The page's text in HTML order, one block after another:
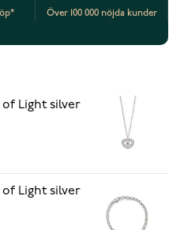
Över 100 000 nöjda kunder
of Light silver
of Light silver